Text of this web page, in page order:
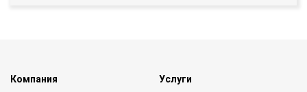
Компания
Услуги